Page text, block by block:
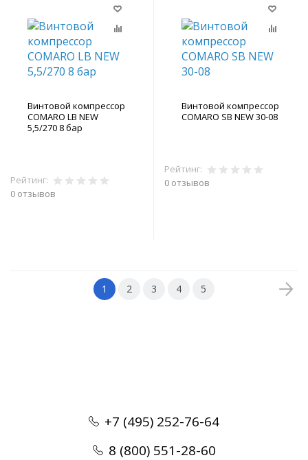
Винтовой компрессор
COMARO LB NEW
5,5/270 8 бар
Рейтинг:
0 отзывов
Винтовой компрессор
COMARO SB NEW 30-08
Рейтинг:
0 отзывов
1 2 3 4 5
+7 (495) 252-76-64
8 (800) 551-28-60